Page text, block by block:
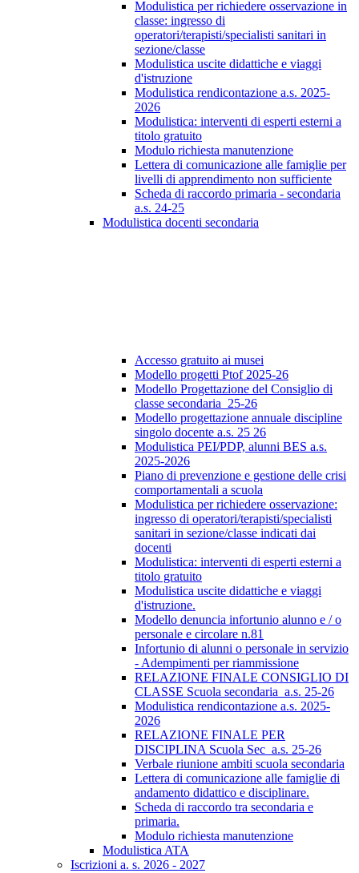
Modulistica per richiedere osservazione in
classe: ingresso di
operatori/terapisti/specialisti sanitari in
sezione/classe
Modulistica uscite didattiche e viaggi
d'istruzione
Modulistica rendicontazione a.s. 2025-
2026
Modulistica: interventi di esperti esterni a
titolo gratuito
Modulo richiesta manutenzione
Lettera di comunicazione alle famiglie per
livelli di apprendimento non sufficiente
Scheda di raccordo primaria - secondaria
a.s. 24-25
Modulistica docenti secondaria
Accesso gratuito ai musei
Modello progetti Ptof 2025-26
Modello Progettazione del Consiglio di
classe secondaria_25-26
Modello progettazione annuale discipline
singolo docente a.s. 25 26
Modulistica PEI/PDP, alunni BES a.s.
2025-2026
Piano di prevenzione e gestione delle crisi
comportamentali a scuola
Modulistica per richiedere osservazione:
ingresso di operatori/terapisti/specialisti
sanitari in sezione/classe indicati dai
docenti
Modulistica: interventi di esperti esterni a
titolo gratuito
Modulistica uscite didattiche e viaggi
d'istruzione.
Modello denuncia infortunio alunno e / o
personale e circolare n.81
Infortunio di alunni o personale in servizio
- Adempimenti per riammissione
RELAZIONE FINALE CONSIGLIO DI
CLASSE Scuola secondaria_a.s. 25-26
Modulistica rendicontazione a.s. 2025-
2026
RELAZIONE FINALE PER
DISCIPLINA Scuola Sec_a.s. 25-26
Verbale riunione ambiti scuola secondaria
Lettera di comunicazione alle famiglie di
andamento didattico e disciplinare.
Scheda di raccordo tra secondaria e
primaria.
Modulo richiesta manutenzione
Modulistica ATA
Iscrizioni a. s. 2026 - 2027